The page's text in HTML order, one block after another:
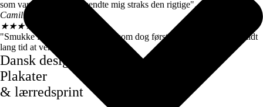
som var super søde og sendte mig straks den rigtige".
Camilla Høj
★★★★
"Smukke farver og motiver, de kom dog først efter 7 dage, det var lidt
lang tid at vente".
Dansk design
Plakater
& lærredsprint